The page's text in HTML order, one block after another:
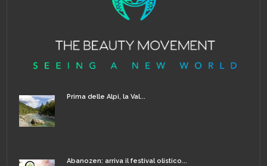
Prima delle Alpi, la Val...
Abanozen: arriva il festival olistico...